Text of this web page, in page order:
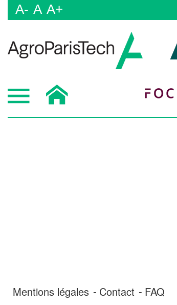
A- A A+
Mentions légales Contact FAQ